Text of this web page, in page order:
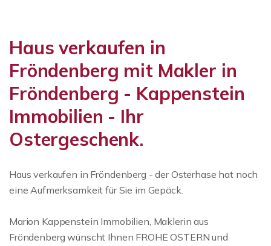
Haus verkaufen in
Fröndenberg mit Makler in
Fröndenberg - Kappenstein
Immobilien - Ihr
Ostergeschenk.
Haus verkaufen in Fröndenberg - der Osterhase hat noch
eine Aufmerksamkeit für Sie im Gepäck.
Marion Kappenstein Immobilien, Maklerin aus
Fröndenberg wünscht Ihnen FROHE OSTERN und